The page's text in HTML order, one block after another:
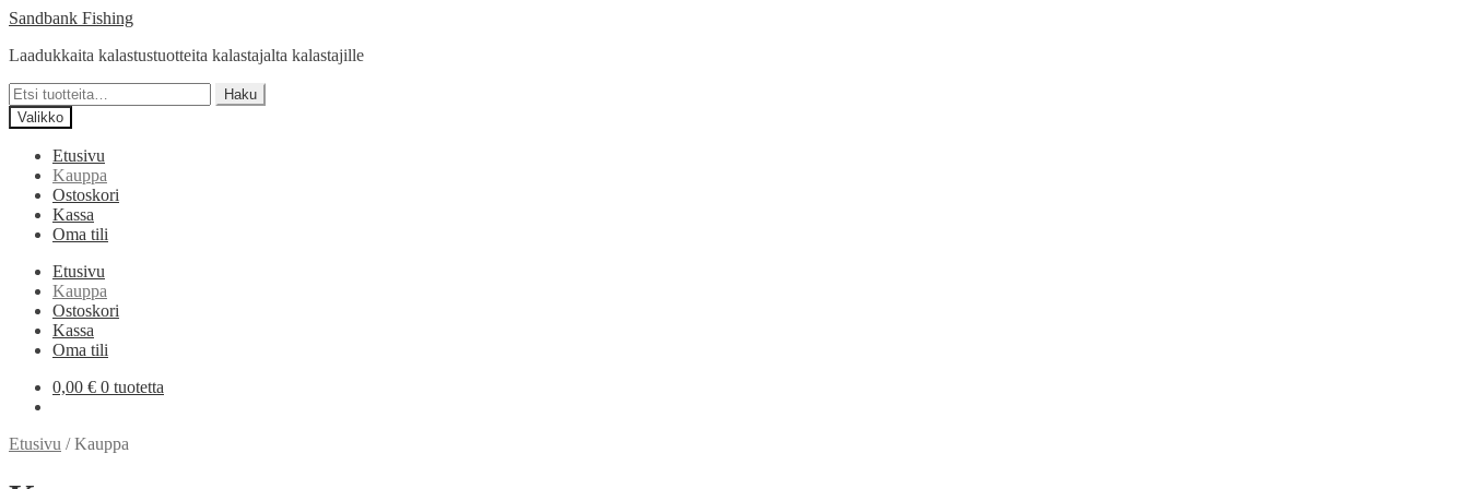
Siirry
Siirry
Sandbank Fishing
Laadukkaita kalastustuotteita kalastajalta kalastajille
Etsi:
Haku
Valikko
Etusivu
Kauppa
Ostoskori
Kassa
Oma tili
Etusivu
Kauppa
Ostoskori
Kassa
Oma tili
0,00 € 0 tuotetta
Etusivu /Kauppa